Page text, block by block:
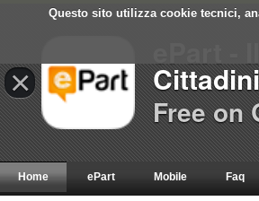
Questo sito utilizza cookie tecnici,
Home ePart Mobile Faq
×
ePart
Free on